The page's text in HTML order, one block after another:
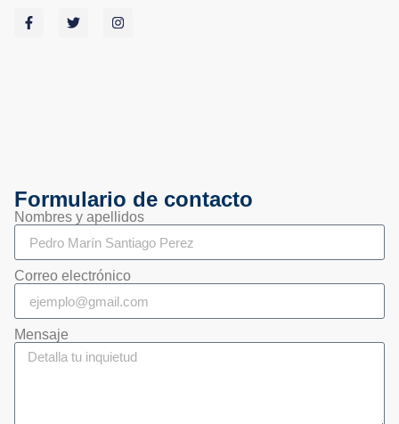
Formulario de contacto
Nombres y apellidos
Correo electrónico
Mensaje